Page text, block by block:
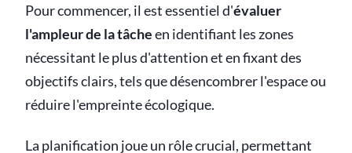
Pour commencer, il est essentiel d'évaluer
l'ampleur de la tâcheen identifiant les zones
nécessitant le plus d'attention et en fixant des
objectifs clairs, tels que désencombrer l'espace ou
réduire l'empreinte écologique.
La planification joue un rôle crucial, permettant